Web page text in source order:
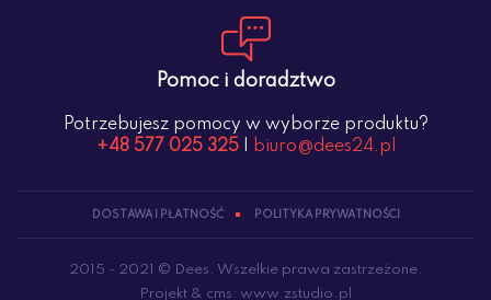
Pomoc i doradztwo
Potrzebujesz pomocy w wyborze produktu?
+48 577 025 325| biuro@dees24.pl
DOSTAWA I PŁATNOŚĆ POLITYKA PRYWATNOŚCI
2015 - 2021 © Dees. Wszelkie prawa zastrzeżone.
Projekt & cms : www.zstudio.pl